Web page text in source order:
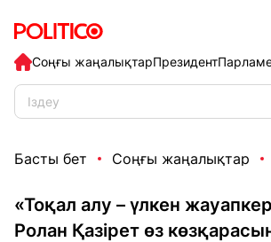
Соңғы жаңалықтарПрезидент
Басты бет Соңғы жаңалықтар
«Тоқал алу – үлкен
Ролан Қазірет өз